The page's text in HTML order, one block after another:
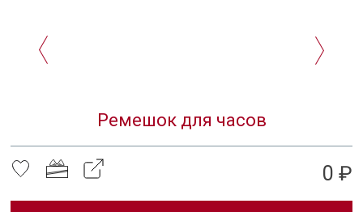
Коллекция мужских часов
Программа лояльности
Оплата долями
Ремешок для часов
0 ₽